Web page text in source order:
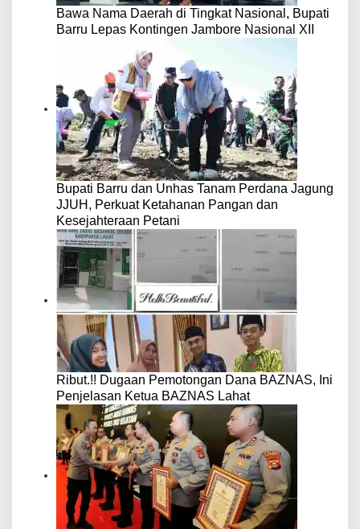
Bawa Nama Daerah di Tingkat Nasional, Bupati
Barru Lepas Kontingen Jambore Nasional XII
Bupati Barru dan Unhas Tanam Perdana Jagung
JJUH, Perkuat Ketahanan Pangan dan
Kesejahteraan Petani
Ribut.!! Dugaan Pemotongan Dana BAZNAS, Ini
Penjelasan Ketua BAZNAS Lahat